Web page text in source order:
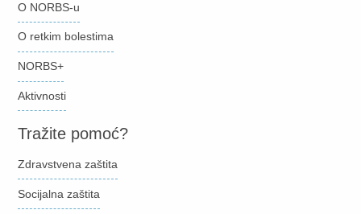
O NORBS-u
O retkim bolestima
NORBS+
Aktivnosti
Tražite pomoć?
Zdravstvena zaštita
Socijalna zaštita